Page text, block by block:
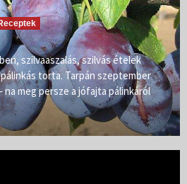
szilvaaszalás, szilvás ételek
torta. Tarpán szeptember
na meg persze a jófajta pálinkáról